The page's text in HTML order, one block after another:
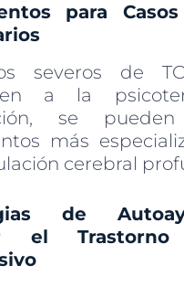
para
severos de
a la
se pueden
más
cerebral
de
el Trastorno